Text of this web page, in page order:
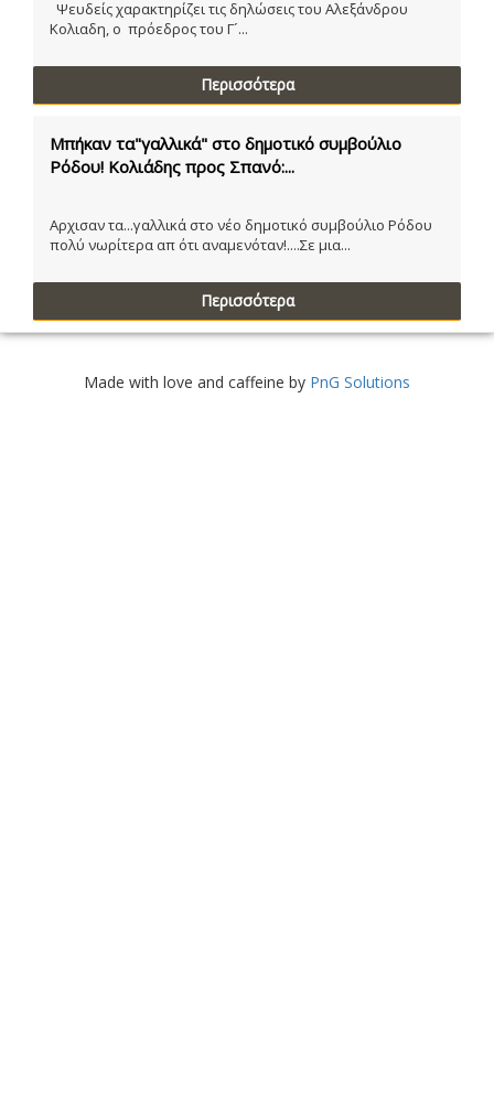
Ψευδείς χαρακτηρίζει τις δηλώσεις του Αλεξάνδρου
Κολιαδη, ο πρόεδρος του Γ´...
Περισσότερα
Μπήκαν τα"γαλλικά" στο δημοτικό συμβούλιο
Ρόδου! Κολιάδης προς Σπανό:...
Αρχισαν τα...γαλλικά στο νέο δημοτικό συμβούλιο Ρόδου
πολύ νωρίτερα απ ότι αναμενόταν!....Σε μια...
Περισσότερα
Made with love and caffeine by PnG Solutions